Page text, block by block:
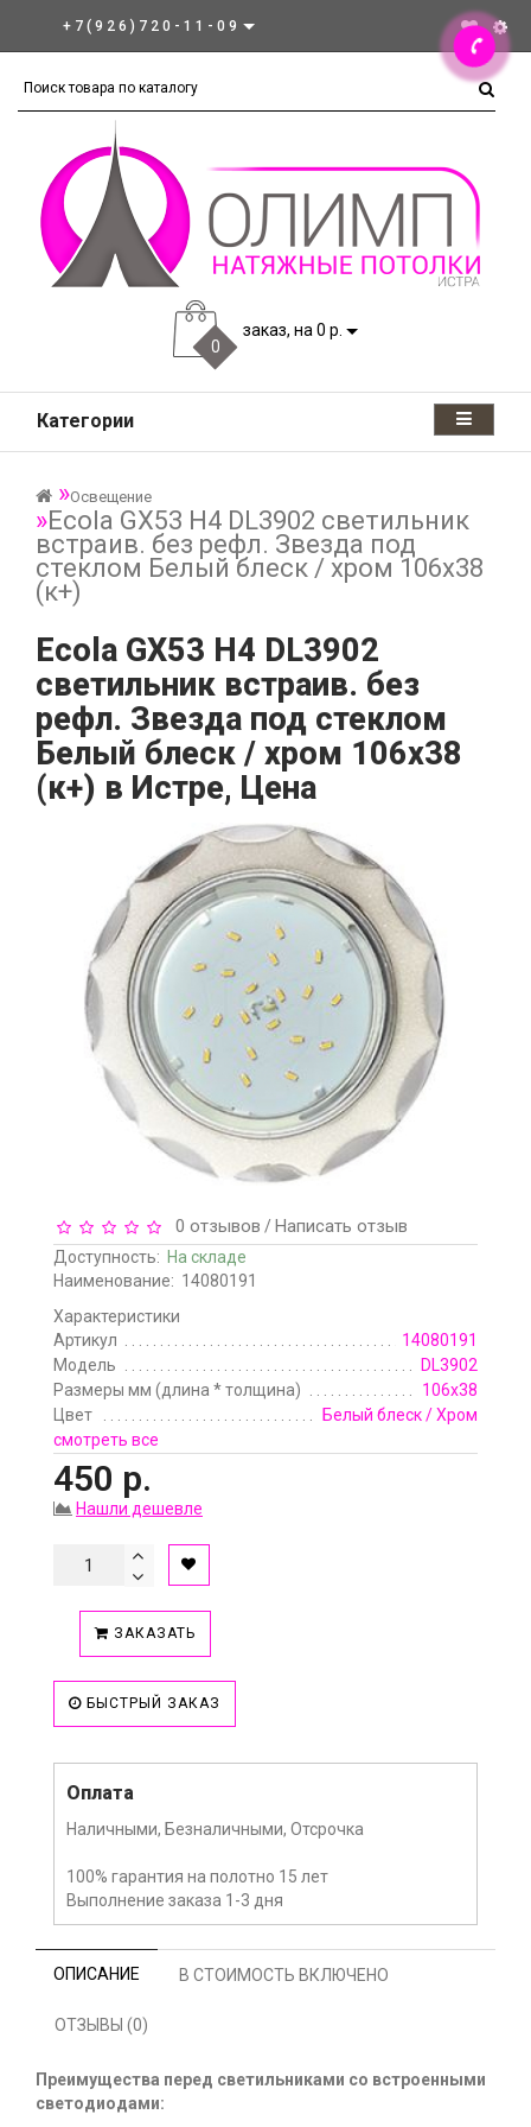
+7(926)720-11-09
0
заказ, на 0 р.
Категории
Освещение
Ecola GX53 H4 DL3902 светильник
встраив. без рефл. Звезда под
стеклом Белый блеск / хром 106х38
(к+)
Ecola GX53 H4 DL3902
светильник встраив. без
рефл. Звезда под стеклом
Белый блеск / хром 106х38
(к+) в Истре, Цена
0 отзывов /Написать отзыв
Доступность: На складе
Наименование: 14080191
Характеристики
Артикул
14080191
Модель
DL3902
Размеры мм (длина * толщина)
106х38
Цвет
Белый блеск / Хром
смотреть все
450 р.
Нашли дешевле
ЗАКАЗАТЬ
БЫСТРЫЙ ЗАКАЗ
Оплата
Наличными, Безналичными, Отсрочка
100% гарантия на полотно 15 лет
Выполнение заказа 1-3 дня
ОПИСАНИЕ В СТОИМОСТЬ ВКЛЮЧЕНО
ОТЗЫВЫ (0)
Преимущества перед светильниками со встроенными
светодиодами: